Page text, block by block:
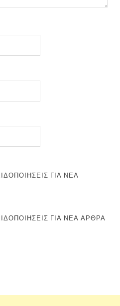
ΓΙΑ ΝΈΑ
ΓΙΑ ΝΈΑ ΆΡΘΡΑ